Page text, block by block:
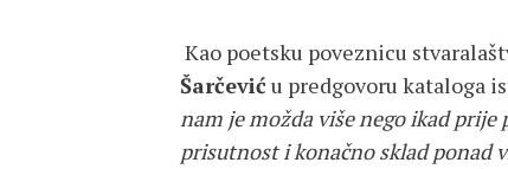
Kao poetsku poveznicu
Šarčević u predgovoru kataloga
nam je možda više nego ikad
prisutnost i konačno sklad ponad